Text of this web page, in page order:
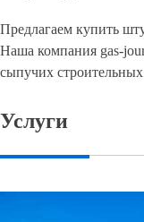
Предлагаем купить
Наша компания gas-
сыпучих
Услуги